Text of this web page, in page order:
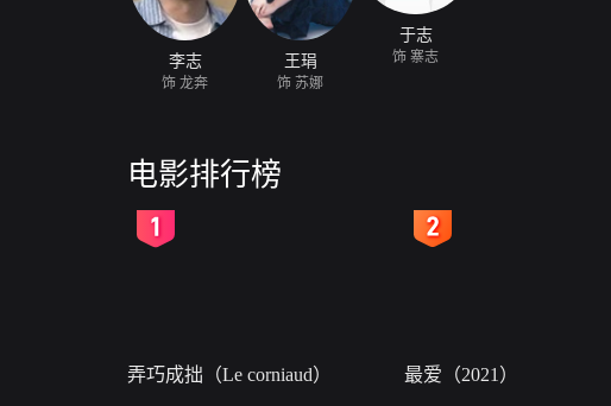
李志
饰 龙奔
王琄
饰 苏娜
于志
饰 寨志
电影排行榜
弄巧成拙（Le corniaud） 最爱（2021）